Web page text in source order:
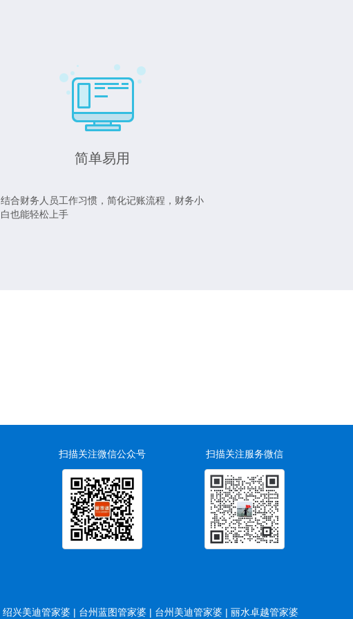
简单易用
结合财务人员工作习惯，简化记账流程，财务小
白也能轻松上手
扫描关注微信公众号 扫描关注服务微信
绍兴美迪管家婆 | 台州蓝图管家婆 | 台州美迪管家婆 | 丽水卓越管家婆